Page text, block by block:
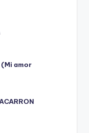
(Mi amor